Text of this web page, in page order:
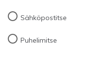
Sähköpostitse
Puhelimitse